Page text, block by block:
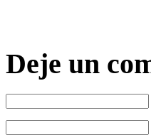
Deje un